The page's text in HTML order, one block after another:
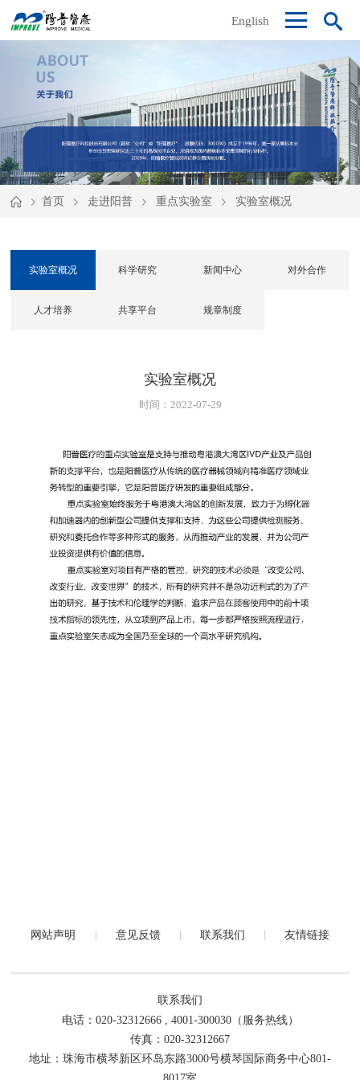
English
首页 走进阳普 重点实验室 实验室概况
实验室概况 科学研究 新闻中心 对外合作
人才培养 共享平台 规章制度
实验室概况
时间：2022-07-29
网站声明 意见反馈 联系我们 友情链接
联系我们
电话：020-32312666 , 4001-300030（服务热线）
传真：020-32312667
地址：珠海市横琴新区环岛东路3000号横琴国际商务中心801-